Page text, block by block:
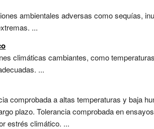
ambientales adversas como sequías,
...
climáticas cambiantes, como
...
comprobada a altas temperaturas y baja
plazo. Tolerancia comprobada en
estrés climático. ...